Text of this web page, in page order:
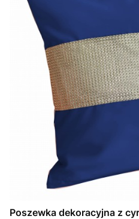
Poszewka dekoracyjna z